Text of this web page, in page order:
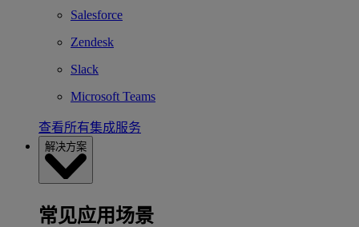
Salesforce
Zendesk
Slack
Microsoft Teams
查看所有集成服务
解决方案
常见应用场景